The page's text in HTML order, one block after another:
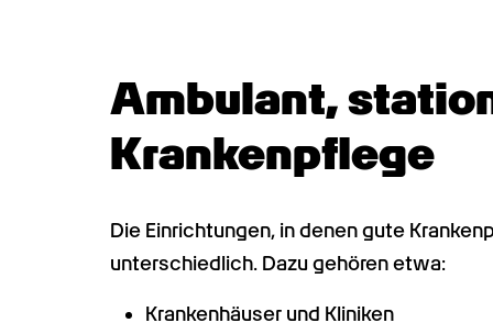
Ambulant,
Krankenpflege
Die Einrichtungen, in denen gute
unterschiedlich. Dazu gehören etwa:
Krankenhäuser und Kliniken